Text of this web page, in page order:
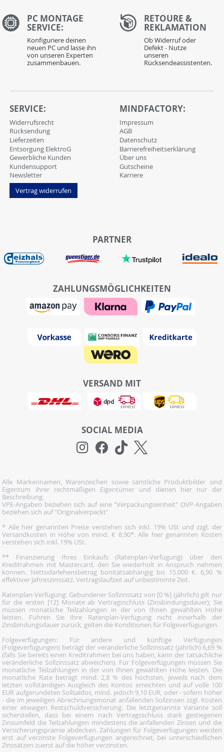
PC MONTAGE
SERVICE:
Konfiguriere deinen
neuen PC und lasse ihn
von unseren Experten
zusammenbauen.
RETOURE &
REKLAMATION
Ob Widerruf oder
Defekt - Nutze
unseren
Rücksendeassistenten.
SERVICE:
Widerrufsrecht
Rücksendung
Lieferzeiten
Entsorgung ElektroG
Gewerbliche Kunden
Kundensupport
Newsletter
Vertrag widerrufen
MINDFACTORY:
Impressum
AGB
Datenschutz
Barrierefreiheitserklärung
Über uns
Gutscheine
Karriere
PARTNER
ZAHLUNGSMÖGLICHKEITEN
VERSAND MIT
SOCIAL MEDIA
Alle Markennamen, Warenzeichen sowie sämtliche Produktbilder sind
Eigentum ihrer rechtmäßigen Eigentümer und dienen hier nur der
Beschreibung.
VPE-Angaben beziehen sich auf eine "Verpackungseinheit" OVP-Angaben
beziehen sich auf "Originalverpackt"
* Alle hier genannten Preise verstehen sich inkl. 19% USt und zzgl. der
Versandkosten in Höhe von mind. € 8,90*. Alle hier genannten Kosten
verstehen sich inkl. 19% USt.
** Finanzierung Ihres Einkaufs (Ratenplan-Verfügung) über den
Kreditrahmen mit Mastercard, den Sie wiederholt in Anspruch nehmen
können. Nettodarlehensbetrag bonitätsabhängig bis 15.000 €. 6,90 %
effektiver Jahreszinssatz. Vertragslaufzeit auf unbestimmte Zeit.
Ratenplan-Verfügung: Gebundener Sollzinssatz von [0 %] (jährlich) gilt nur
für die ersten [12] Monate ab Vertragsschluss (Zinsbindungsdauer); Sie
müssen monatliche Teilzahlungen in der von Ihnen gewählten Höhe
leisten. Führen Sie Ihre Ratenplan-Verfügung nicht innerhalb der
Zinsbindungsdauer zurück, gelten die Konditionen für Folgeverfügungen.
Folgeverfügungen: Für andere und künftige Verfügungen
(Folgeverfügungen) beträgt der veränderliche Sollzinssatz (jährlich) 6,69 %
(falls Sie bereits einen Kreditrahmen bei uns haben, kann der tatsächliche
veränderliche Sollzinssatz abweichen). Für Folgeverfügungen müssen Sie
monatliche Teilzahlungen in der von Ihnen gewählten Höhe leisten. Die
monatliche Rate beträgt mind. 2,8 % des höchsten, jeweils nach dem
letzten vollständigen Ausgleich des Kontos erreichten und auf volle 100
EUR aufgerundeten Sollsaldos, mind. jedoch 9,10 EUR, oder - sofern höher
- die im jeweiligen Abrechnungsmonat anfallenden Sollzinsen zzgl. Kosten
einer etwaigen Restschuldversicherung. Die letztgenannte Variante soll
sicherstellen, dass bei einem nach Vertragsschluss stark gestiegenen
Zinsumfeld die Teilzahlungen mindestens die anfallenden Zinsen und die
Versicherungsprämie abdecken. Zahlungen für Folgeverfügungen werden
erst auf verzinste Folgeverfügungen angerechnet, bei unterschiedlichen
Zinssätzen zuerst auf die höher verzinsten.